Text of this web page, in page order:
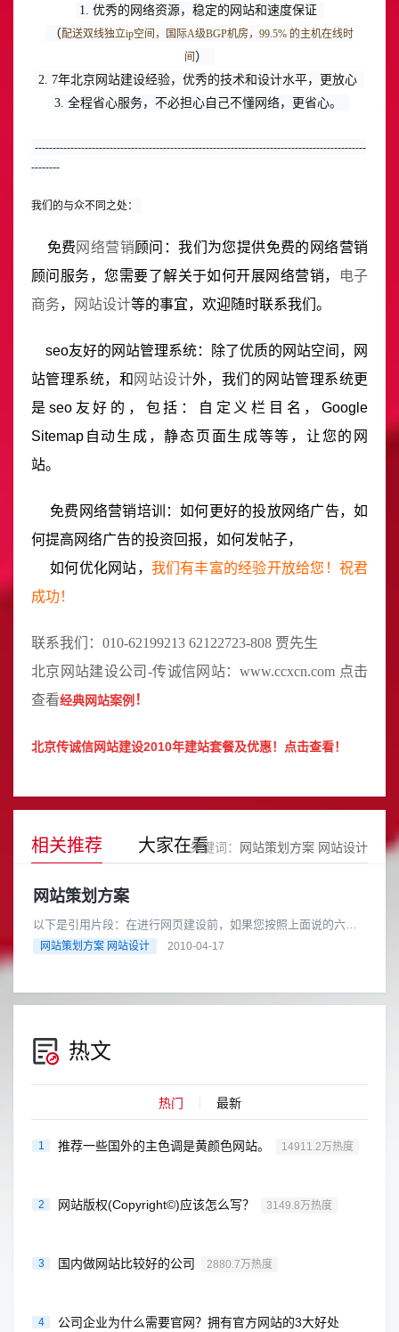
1. 优秀的网络资源，稳定的网站和速度保证
（配送双线独立ip空间，国际A级BGP机房，99.5% 的主机在线时
间 ）
2. 7年北京网站建设经验，优秀的技术和设计水平，更放心
3. 全程省心服务，不必担心自己不懂网络，更省心。
---------------------------------------------------------------------------------------------
--------
我们的与众不同之处：
免费 网络营销顾问：我们为您提供免费的网络营销
顾问服务，您需要了解关于如何开展网络营销，
电子
商务， 网站设计等的事宜，欢迎随时联系我们。
seo友好的网站管理系统：除了优质的网站空间，网
站管理系统，和 网站设计外，我们的网站管理系统更
是seo友好的，包括：自定义栏目名，Google
Sitemap自动生成，静态页面生成等等，让您的网
站。
免费网络营销培训：如何更好的投放网络广告，如
何提高网络广告的投资回报，如何发帖子，
如何优化网站， 我们有丰富的经验开放给您！祝君
成功！
联系我们：010-62199213 62122723-808 贾先生
北京 网站建设公司 -传诚信网站：www.ccxcn.com 点击
查看经典网站案例 ！
北京传诚信网站建设2010年建站套餐及优惠！ 点击查看！
相关推荐 大家在看关键词： 网站策划方案 网站设计
网站策划方案
以下是引用片段：在进行网页建设前，如果您按照上面说的六方
面内容来写一份详细的网页策划方案，并严格按照方案来执行，
网站策划方案 网站设计 2010-04-17
热文
热门 最新
1 推荐一些国外的主色调是黄颜色网站。 14911.2万热度
2 网站版权(Copyright©)应该怎么写？ 3149.8万热度
3 国内做网站比较好的公司 2880.7万热度
4 公司企业为什么需要官网？拥有官方网站的3大好处